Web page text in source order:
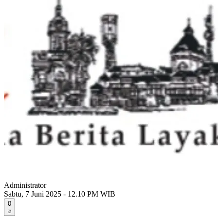
Administrator
Sabtu, 7 Juni 2025 - 12.10 PM WIB
0